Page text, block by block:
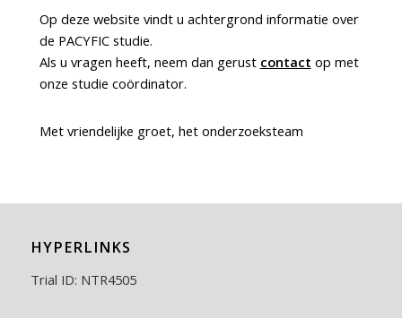
Op deze website vindt u achtergrond informatie over
de PACYFIC studie.
Als u vragen heeft, neem dan gerust contact op met
onze studie coördinator.
Met vriendelijke groet, het onderzoeksteam
HYPERLINKS
Trial ID: NTR4505